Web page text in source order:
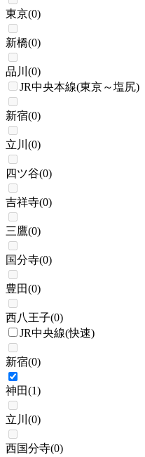
東京(0)
新橋(0)
品川 (0)
JR中央本線(東京～塩尻)
新宿(0)
立川 (0)
四ツ谷(0)
吉祥寺(0)
三鷹(0)
国分寺(0)
豊田(0)
西八王子(0)
JR中央線(快速)
新宿(0)
神田(1)
立川 (0)
西国分寺(0)